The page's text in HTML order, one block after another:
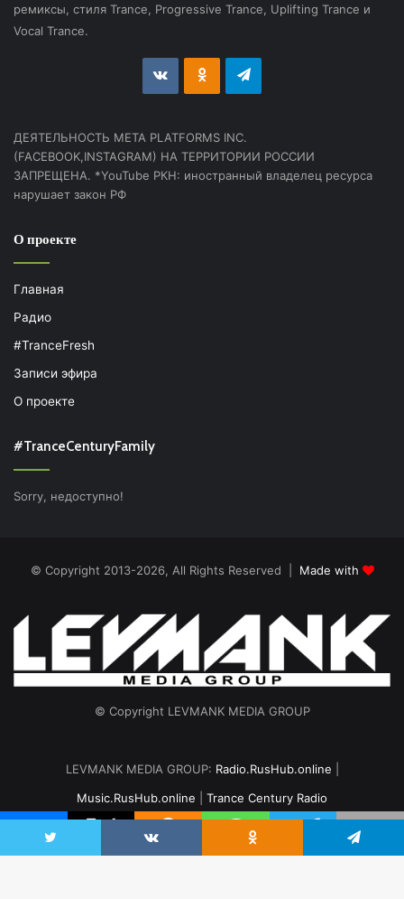
ремиксы, стиля Trance, Progressive Trance, Uplifting Trance и
Vocal Trance.
vk.com Odnoklassniki
Telegram
ДЕЯТЕЛЬНОСТЬ МЕТА PLATFORMS INC.
(FACEBOOK,INSTAGRAM) НА ТЕРРИТОРИИ РОССИИ
ЗАПРЕЩЕНА. *YouTube РКН: иностранный владелец ресурса
нарушает закон РФ
О проекте
Главная
Радио
#TranceFresh
Записи эфира
О проекте
#TranceCenturyFamily
Sorry, недоступно!
© Copyright 2013-2026, All Rights Reserved | Made with
© Copyright LEVMANK MEDIA GROUP
LEVMANK MEDIA GROUP: Radio.RusHub.online
Music.RusHub.online
Trance Century Radio
vk.comOdnoklassniki
Telegram
Twitter VKontakte Odnoklassniki Telegram